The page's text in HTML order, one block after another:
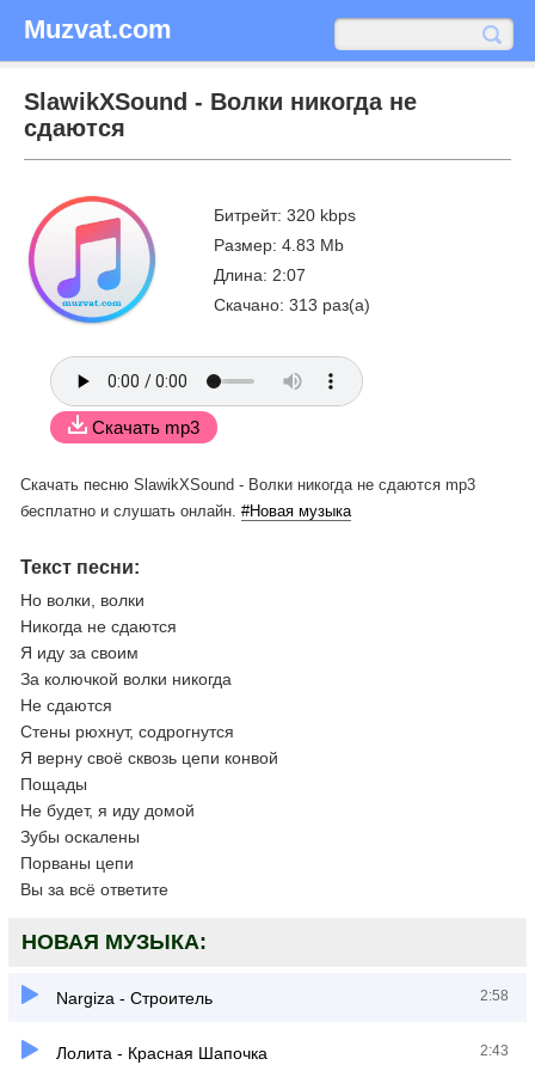
Muzvat.com
SlawikXSound - Волки никогда не
сдаются
Битрейт: 320 kbps
Размер: 4.83 Mb
Длина: 2:07
Скачано: 313 раз(а)
Скачать mp3
Скачать песню SlawikXSound - Волки никогда не сдаются mp3
бесплатно и слушать онлайн. #Новая музыка
Текст песни:
Но волки, волки
Никогда не сдаются
Я иду за своим
За колючкой волки никогда
Не сдаются
Стены рюхнут, содрогнутся
Я верну своё сквозь цепи конвой
Пощады
Не будет, я иду домой
Зубы оскалены
Порваны цепи
Вы за всё ответите
НОВАЯ МУЗЫКА:
Nargiza - Строитель 2:58
Лолита - Красная Шапочка 2:43